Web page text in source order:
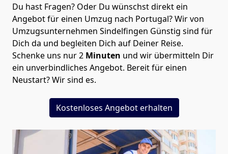
Du hast Fragen? Oder Du wünschst direkt ein
Angebot für einen Umzug nach Portugal? Wir von
Umzugsunternehmen Sindelfingen Günstig sind für
Dich da und begleiten Dich auf Deiner Reise.
Schenke uns nur2 Minuten und wir übermitteln Dir
ein unverbindliches Angebot. Bereit für einen
Neustart? Wir sind es.
Kostenloses Angebot erhalten